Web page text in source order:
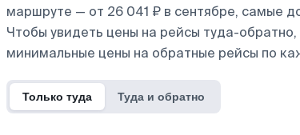
маршруте — от 26 041 ₽ в сентябре, самые
Чтобы увидеть цены на рейсы туда-
минимальные цены на обратные рейсы по
Только туда Туда и обратно